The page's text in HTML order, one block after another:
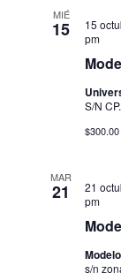
MIÉ
15 15
pm
S/N
$300.00
MAR
21 21
pm
s/n